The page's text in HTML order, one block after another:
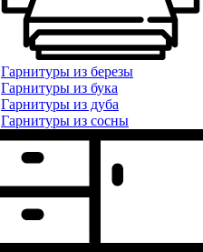
Гарнитуры из березы
Гарнитуры из бука
Гарнитуры из дуба
Гарнитуры из сосны